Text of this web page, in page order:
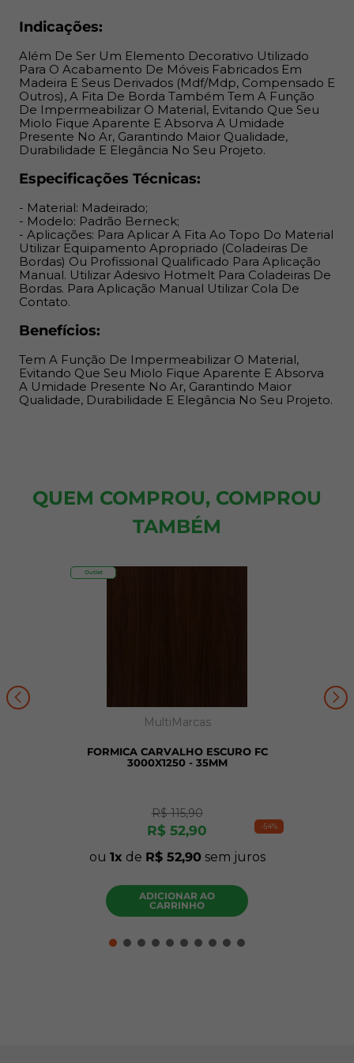
Benefícios:
Tem A Função De Impermeabilizar O Material, Evitando
Que Seu Miolo Fique Aparente E Absorva A Umidade
Presente No Ar, Garantindo Maior Qualidade,
Durabilidade E Elegância No Seu Projeto.
Indicações:
Além De Ser Um Elemento Decorativo Utilizado
Para O Acabamento De Móveis Fabricados Em
Madeira E Seus Derivados (Mdf/Mdp, Compensado E
Outros), A Fita De Borda Também Tem A Função
De Impermeabilizar O Material, Evitando Que Seu
Miolo Fique Aparente E Absorva A Umidade
Presente No Ar, Garantindo Maior Qualidade,
Durabilidade E Elegância No Seu Projeto.
Especificações Técnicas:
- Material: Madeirado;
- Modelo: Padrão Berneck;
- Aplicações: Para Aplicar A Fita Ao Topo Do Material
Utilizar Equipamento Apropriado (Coladeiras De
Bordas) Ou Profissional Qualificado Para Aplicação
Manual. Utilizar Adesivo Hotmelt Para Coladeiras De
Bordas. Para Aplicação Manual Utilizar Cola De
Contato.
Benefícios:
Tem A Função De Impermeabilizar O Material,
Evitando Que Seu Miolo Fique Aparente E Absorva
A Umidade Presente No Ar, Garantindo Maior
Qualidade, Durabilidade E Elegância No Seu Projeto.
QUEM COMPROU, COMPROU
TAMBÉM
-54%
Outlet
MultiMarcas
FORMICA CARVALHO ESCURO FC
3000X1250 - 35MM
R$ 115,90
R$ 52,90
ou 1 de R$ 52,90 sem juros
ADICIONAR AO
CARRINHO